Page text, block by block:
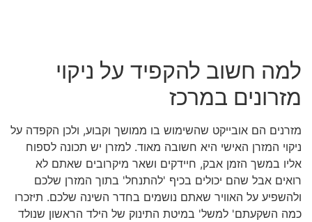
למה חשוב להקפיד על ניקוי
מזרונים במרכז
מזרנים הם אובייקט שהשימוש בו ממושך וקבוע, ולכן הקפדה על
ניקוי המזרן האישי היא חשובה מאוד. למזרן יש תכונה לספוח
אליו במשך הזמן אבק, חיידקים ושאר מיקרובים שאתם לא
רואים אבל שהם יכולים בכיף 'להתנחל' בתוך המזרן שלכם
ולהשפיע על האוויר שאתם נושמים בחדר השינה שלכם. תיזכרו
כמה השקעתם' למשל' במיטת התינוק של הילד הראשון שנולד